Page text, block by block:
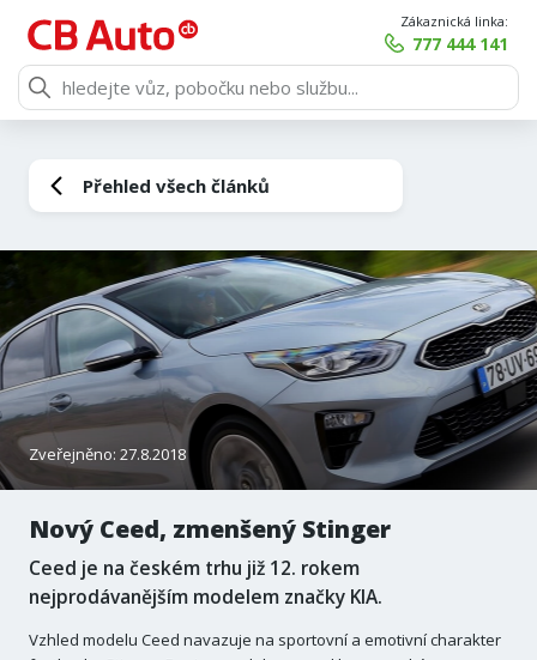
Zákaznická linka:
777 444 141
Přehled všech článků
Zveřejněno: 27.8.2018
Nový Ceed, zmenšený Stinger
Ceed je na českém trhu již 12. rokem
nejprodávanějším modelem značky KIA.
Vzhled modelu Ceed navazuje na sportovní a emotivní charakter